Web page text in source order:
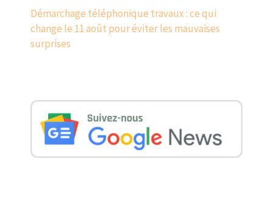
Démarchage téléphonique travaux : ce qui
change le 11 août pour éviter les mauvaises
surprises